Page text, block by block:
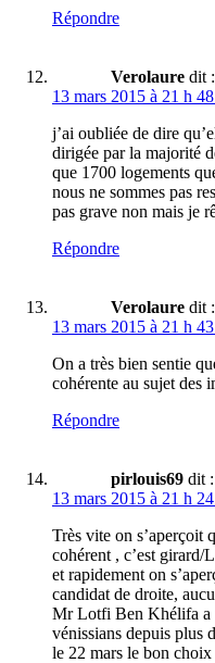
Répondre
Verolaure dit :
13 mars 2015 à 21 h
j’ai oubliée de dire
dirigée par la majorité
que 1700 logements
nous ne sommes pas
pas grave non mais je
Répondre
Verolaure dit :
13 mars 2015 à 21 h
On a très bien sentie
cohérente au sujet des
Répondre
pirlouis69 dit :
13 mars 2015 à 21 h
Très vite on s’aperçoit
cohérent , c’est
et rapidement on
candidat de droite,
Mr Lotfi Ben Khélifa a
vénissians depuis plus
le 22 mars le bon